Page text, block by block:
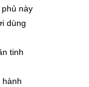
này
dùng
tinh
hành